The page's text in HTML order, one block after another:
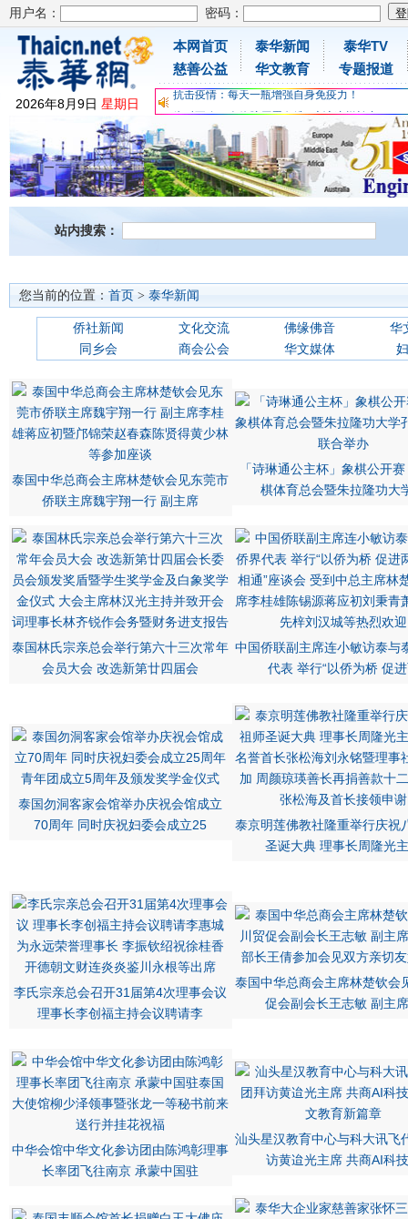
用户名： 密码：
2026年8月9日 星期日
本网首页
慈善公益
泰华新闻
华文教育
泰华TV
专题报道
为时不晚，人体胶原蛋白维C应该这样补充
关爱儿童健康，免费领取日本原装尤妮佳超立体
抗击疫情：每天一瓶增强自身免疫力！
为时不晚，人体胶原蛋白维C应该这样补充
关爱儿童健康，免费领取日本原装尤妮佳超立体
抗击疫情：每天一瓶增强自身免疫力！
站内搜索：
您当前的位置： 首页 > 泰华新闻
侨社新闻 文化交流 佛缘佛音
华
同乡会
商会公会 华文媒体
泰国中华总商会主席林楚钦会见东莞市
侨联主席魏宇翔一行 副主席
「诗琳通公主杯」象棋公开
棋体育总会暨朱拉隆功大
泰国林氏宗亲总会举行第六十三次常年
会员大会 改选新第廿四届会
中国侨联副主席连小敏访泰与
代表 举行“以侨为桥 促
泰国勿洞客家会馆举办庆祝会馆成立
70周年 同时庆祝妇委会成立25
泰京明莲佛教社隆重举行庆祝
圣诞大典 理事长周隆光
李氏宗亲总会召开31届第4次理事会议
理事长李创福主持会议聘请李
泰国中华总商会主席林楚钦会
促会副会长王志敏 副主
中华会馆中华文化参访团由陈鸿彰理事
长率团飞往南京 承蒙中国驻
汕头星汉教育中心与科大讯飞
访黄迨光主席 共商AI科